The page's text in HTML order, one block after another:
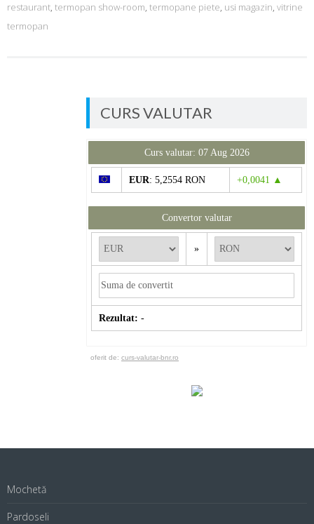
restaurant, termopan show-room, termopane piete, usi magazin, vitrine
termopan
CURS VALUTAR
Curs valutar: 07 Aug 2026
EUR: 5,2554 RON +0,0041 ▲
Convertor valutar
»
Rezultat: -
oferit de: curs-valutar-bnr.ro
Mochetă
Pardoseli